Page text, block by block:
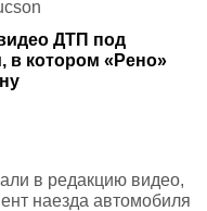
ДТП под
в котором «Рено»
в редакцию видео,
наезда автомобиля